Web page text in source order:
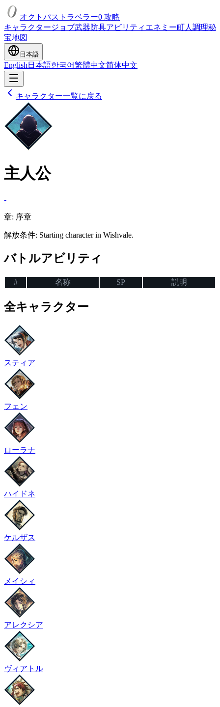
オクトパストラベラー0 攻略
キャラクタージョブ武器防具アビリティ エネミー町人 調理秘
宝地図
日本語
English 日本語한국어繁體中文简体中文
キャラクター一覧に戻る
主人公
-
章: 序章
解放条件: Starting character in Wishvale.
バトルアビリティ
# 名称 SP 説明
全キャラクター
スティア
フェン
ローラナ
ハイドネ
ケルザス
メイシィ
アレクシア
ヴィアトル